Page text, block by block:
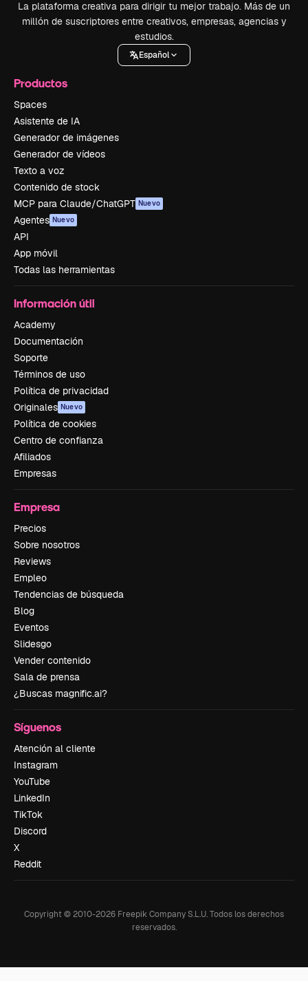
La plataforma creativa para dirigir tu mejor trabajo. Más de un
millón de suscriptores entre creativos, empresas, agencias y
estudios.
Español
Productos
Spaces
Asistente de IA
Generador de imágenes
Generador de vídeos
Texto a voz
Contenido de stock
MCP para Claude/ChatGPT Nuevo
Agentes Nuevo
API
App móvil
Todas las herramientas
Información útil
Academy
Documentación
Soporte
Términos de uso
Política de privacidad
Originales Nuevo
Política de cookies
Centro de confianza
Afiliados
Empresas
Empresa
Precios
Sobre nosotros
Reviews
Empleo
Tendencias de búsqueda
Blog
Eventos
Slidesgo
Vender contenido
Sala de prensa
¿Buscas magnific.ai?
Síguenos
Atención al cliente
Instagram
YouTube
LinkedIn
TikTok
Discord
X
Reddit
Copyright © 2010-2026 Freepik Company S.L.U.Todos los derechos
reservados.